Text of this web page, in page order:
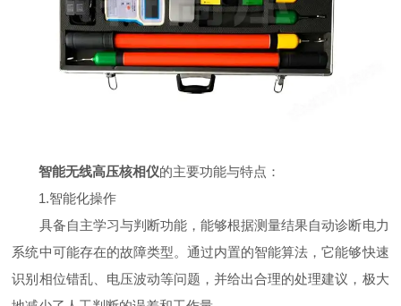
智能无线高压核相仪的主要功能与特点：
1.智能化操作
具备自主学习与判断功能，能够根据测量结果自动诊断电力
系统中可能存在的故障类型。通过内置的智能算法，它能够快速
识别相位错乱、电压波动等问题，并给出合理的处理建议，极大